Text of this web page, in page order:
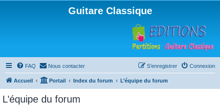
Guitare Classique
FAQ Nous contacter Connexion
S’enregistrer
Accueil Portail Index du forum L’équipe du forum
L’équipe du forum